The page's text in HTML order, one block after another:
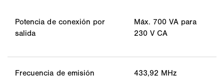
Potencia de conexión por
salida
Máx. 700 VA para
230 V CA
Frecuencia de emisión 433,92 MHz